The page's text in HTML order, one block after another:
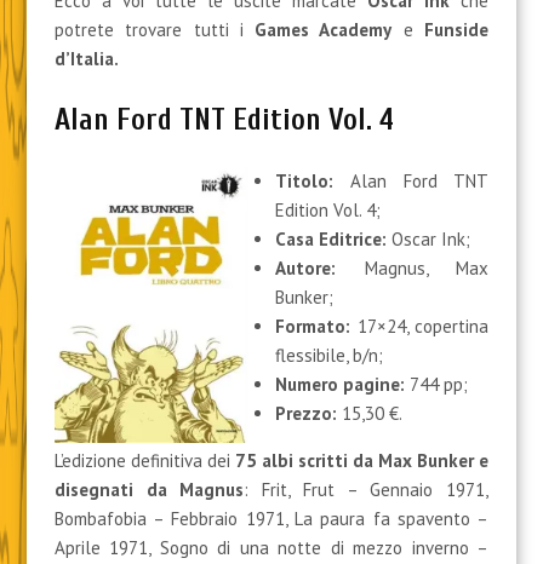
potrete trovare tutti i Games Academy e Funside
d’Italia.
Alan Ford TNT Edition Vol. 4
Titolo: Alan Ford TNT
Edition Vol. 4;
Casa Editrice: Oscar Ink;
Autore: Magnus, Max
Bunker;
Formato: 17×24, copertina
flessibile, b/n;
Numero pagine: 744 pp;
Prezzo: 15,30 €.
L’edizione definitiva dei 75 albi scritti da Max Bunker e
disegnati da Magnus: Frit, Frut – Gennaio 1971,
Bombafobia – Febbraio 1971, La paura fa spavento –
Aprile 1971, Sogno di una notte di mezzo inverno –